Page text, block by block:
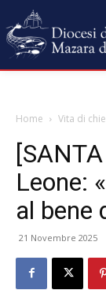
Home Vita di
Leone:
al bene
21 Novembre 2025